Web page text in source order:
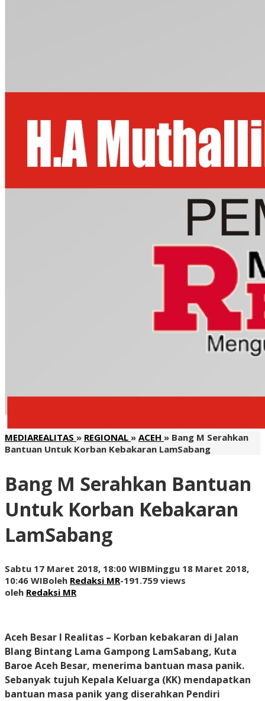
MEDIAREALITAS » REGIONAL » ACEH » Bang M Serahkan
Bantuan Untuk Korban Kebakaran LamSabang
Bang M Serahkan Bantuan
Untuk Korban Kebakaran
LamSabang
Sabtu 17 Maret 2018, 18:00 WIBMinggu 18 Maret 2018,
10:46 WIBoleh Redaksi MR-191.759 views
oleh Redaksi MR
Aceh Besar I Realitas – Korban kebakaran di Jalan
Blang Bintang Lama Gampong LamSabang, Kuta
Baroe Aceh Besar, menerima bantuan masa panik.
Sebanyak tujuh Kepala Keluarga (KK) mendapatkan
bantuan masa panik yang diserahkan Pendiri